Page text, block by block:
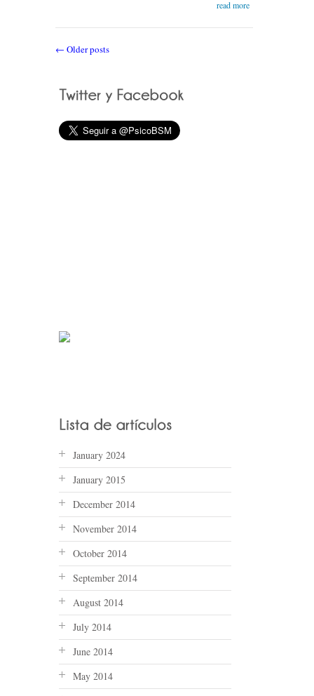
read more
← Older posts
January 2024
January 2015
December 2014
November 2014
October 2014
September 2014
August 2014
July 2014
June 2014
May 2014